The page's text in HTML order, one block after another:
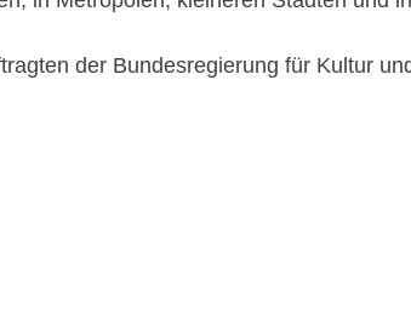
der Bundesregierung für Kultur